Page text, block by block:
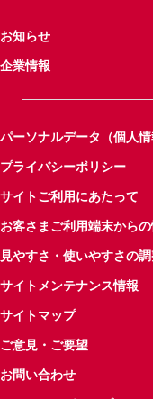
お知らせ
企業情報
パーソナルデータ（個人
プライバシーポリシー
サイトご利用にあたって
お客さまご利用端末から
見やすさ・使いやすさの
サイトメンテナンス情報
サイトマップ
ご意見・ご要望
お問い合わせ